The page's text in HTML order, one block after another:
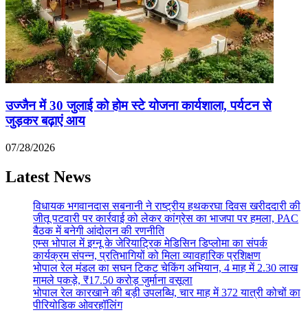
उज्जैन में 30 जुलाई को होम स्टे योजना कार्यशाला, पर्यटन से
जुड़कर बढ़ाएं आय
07/28/2026
Latest News
विधायक भगवानदास सबनानी ने राष्ट्रीय हथकरघा दिवस खरीददारी की
जीतू पटवारी पर कार्रवाई को लेकर कांग्रेस का भाजपा पर हमला, PAC
बैठक में बनेगी आंदोलन की रणनीति
एम्स भोपाल में इग्नू के जेरियाट्रिक मेडिसिन डिप्लोमा का संपर्क
कार्यक्रम संपन्न, प्रतिभागियों को मिला व्यावहारिक प्रशिक्षण
भोपाल रेल मंडल का सघन टिकट चेकिंग अभियान, 4 माह में 2.30 लाख
मामले पकड़े, ₹17.50 करोड़ जुर्माना वसूला
भोपाल रेल कारखाने की बड़ी उपलब्धि, चार माह में 372 यात्री कोचों का
पीरियोडिक ओवरहॉलिंग